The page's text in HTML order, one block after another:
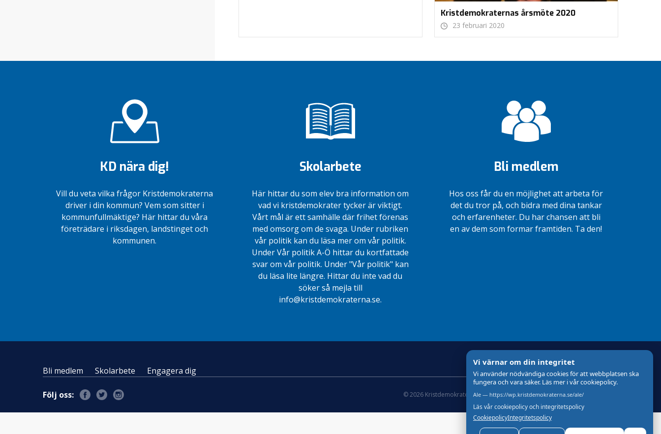
Kristdemokraternas årsmöte 2020
23 februari 2020
KD nära dig!
Vill du veta vilka frågor Kristdemokraterna
driver i din kommun? Vem som sitter i
kommunfullmäktige? Här hittar du våra
företrädare i riksdagen, landstinget och
kommunen.
Skolarbete
Här hittar du som elev bra information om
vad vi kristdemokrater tycker är viktigt.
Vårt mål är ett samhälle där frihet förenas
med omsorg om de svaga. Under rubriken
vår politik kan du läsa mer om vår politik.
Under Vår politik A-Ö hittar du kortfattade
svar om vår politik. Under "Vår politik" kan
du läsa lite längre. Hittar du inte vad du
söker så mejla till
info@kristdemokraterna.se.
Bli medlem
Hos oss får du en möjlighet att arbeta för
det du tror på, och bidra med dina tankar
och erfarenheter. Du har chansen att bli
en av dem som formar framtiden. Ta den!
Bli medlem Skolarbete Engagera dig
Följ oss: © 2026 Kristdemokraterna Om Cookies Skapad med av wasabiweb
Vi värnar om din integritet
Vi använder nödvändiga cookies för att webbplatsen ska
fungera och vara säker. Läs mer i vår cookiepolicy.
Ale — https://wp.kristdemokraterna.se/ale/
Läs vår cookiepolicy och integritetspolicy
CookiepolicyIntegritetspolicy